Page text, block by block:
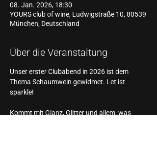
08. Jan. 2026, 18:30
YOURS club of wine, Ludwigstraße 10, 80539
München, Deutschland
Über die Veranstaltung
Unser erster Clubabend in 2026 ist dem
Thema Schaumwein gewidmet. Let ist
sparkle!
Kommt mit Glanz, Glitter und allem, was